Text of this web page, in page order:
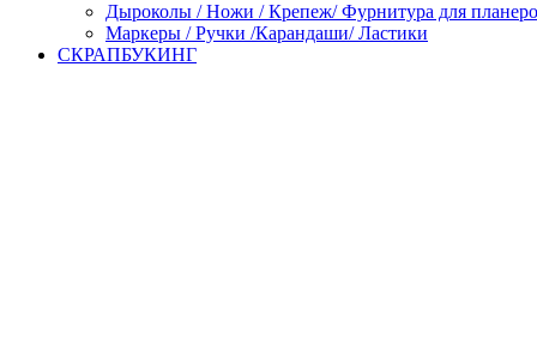
Дыроколы / Ножи / Крепеж/ Фурнитура для
Маркеры / Ручки /Карандаши/ Ластики
СКРАПБУКИНГ